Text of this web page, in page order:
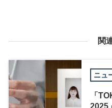
関
ニュ
「
2025